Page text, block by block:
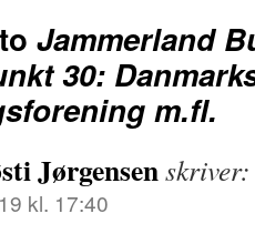
Jammerland
30:
m.fl.
Jørgensenskriver:
kl. 17:40